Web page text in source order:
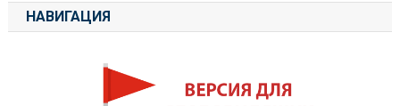
НАВИГАЦИЯ